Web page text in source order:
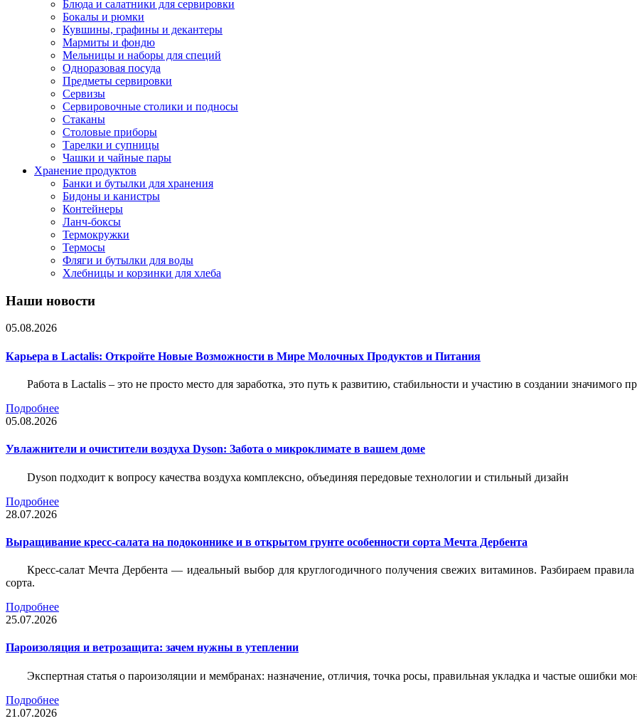
Блюда и салатники для сервировки
Бокалы и рюмки
Кувшины, графины и декантеры
Мармиты и фондю
Мельницы и наборы для специй
Одноразовая посуда
Предметы сервировки
Сервизы
Сервировочные столики и подносы
Стаканы
Столовые приборы
Тарелки и супницы
Чашки и чайные пары
Хранение продуктов
Банки и бутылки для хранения
Бидоны и канистры
Контейнеры
Ланч-боксы
Термокружки
Термосы
Фляги и бутылки для воды
Хлебницы и корзинки для хлеба
Наши новости
05.08.2026
Карьера в Lactalis: Откройте Новые Возможности в Мире Молочных Продуктов и Питания
Работа в Lactalis – это не просто место для заработка, это путь к развитию, стабильности и участию в создании значимого
Подробнее
05.08.2026
Увлажнители и очистители воздуха Dyson: Забота о микроклимате в вашем доме
Dyson подходит к вопросу качества воздуха комплексно, объединяя передовые технологии и стильный дизайн
Подробнее
28.07.2026
Выращивание кресс-салата на подоконнике и в открытом грунте особенности сорта Мечта Дербента
Кресс-салат Мечта Дербента — идеальный выбор для круглогодичного получения свежих витаминов. Разбираем
сорта.
Подробнее
25.07.2026
Пароизоляция и ветрозащита: зачем нужны в утеплении
Экспертная статья о пароизоляции и мембранах: назначение, отличия, точка росы, правильная укладка и частые ошибки
Подробнее
21.07.2026